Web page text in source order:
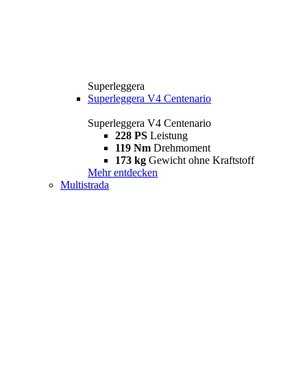
Superleggera
Superleggera V4 Centenario
Superleggera V4 Centenario
228 PS Leistung
119 Nm Drehmoment
173 kg Gewicht ohne Kraftstoff
Mehr entdecken
Multistrada